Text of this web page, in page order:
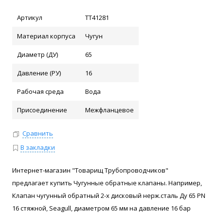
Артикул ТТ41281
Материал корпуса Чугун
Диаметр (ДУ) 65
Давление (РУ) 16
Рабочая среда Вода
Присоединение Межфланцевое
Сравнить
В закладки
Интернет-магазин "Товарищ Трубопроводчиков"
предлагает купить Чугунные обратные клапаны. Например,
Клапан чугунный обратный 2-х дисковый нерж.сталь Ду 65 PN
16 стяжной, Seagull, диаметром 65 мм на давление 16 бар